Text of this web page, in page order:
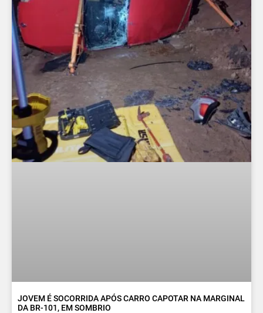
JOVEM É SOCORRIDA APÓS CARRO CAPOTAR NA MARGINAL
DA BR-101, EM SOMBRIO